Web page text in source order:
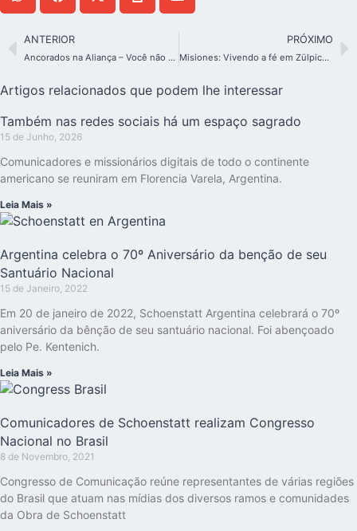
ANTERIOR
Ancorados na Aliança – Você não está sozinho!
PRÓXIMO
Misiones: Vivendo a fé em Zülpich – Uma experiência marcante na Alemanha
Artigos relacionados que podem lhe interessar
Também nas redes sociais há um espaço sagrado
15 de Junho, 2026
Comunicadores e missionários digitais de todo o continente
americano se reuniram em Florencia Varela, Argentina.
Leia Mais »
Argentina celebra o 70º Aniversário da benção de seu
Santuário Nacional
15 de Janeiro, 2022
Em 20 de janeiro de 2022, Schoenstatt Argentina celebrará o 70º
aniversário da bênção de seu santuário nacional. Foi abençoado
pelo Pe. Kentenich.
Leia Mais »
Comunicadores de Schoenstatt realizam Congresso
Nacional no Brasil
8 de Novembro, 2021
Congresso de Comunicação reúne representantes de várias regiões
do Brasil que atuam nas mídias dos diversos ramos e comunidades
da Obra de Schoenstatt